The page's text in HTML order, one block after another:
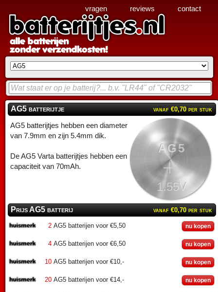
AG5 batterijtje vanaf €0,70 per stuk
AG5
1.55V
AG5 batterijtjes hebben een diameter
van 7.9mm en zijn 5.4mm dik.
De AG5 Varta batterijtjes hebben een
capaciteit van 70mAh.
Prijs AG5 batterij vanaf €0,70 per stuk
2 AG5 batterijen voor €5,50 nu kopen
4 AG5 batterijen voor €6,50 nu kopen
10 AG5 batterijen voor €10,- nu kopen
20 AG5 batterijen voor €14,- nu kopen
vragen reviews contact